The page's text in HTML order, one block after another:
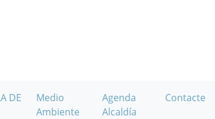
DE
Medio
Ambiente
Agenda
Alcaldía
Contacte